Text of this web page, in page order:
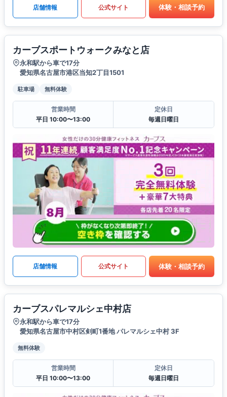
店舗情報 公式サイト 体験・相談予約
カーブスポートウォークみなと店
永和駅から車で17分
愛知県名古屋市港区当知2丁目1501
駐車場 無料体験
営業時間
平日 10:00〜13:00
定休日
毎週日曜日
店舗情報 公式サイト 体験・相談予約
カーブスパレマルシェ中村店
永和駅から車で17分
愛知県名古屋市中村区剣町1番地 パレマルシェ中村 3F
無料体験
営業時間
平日 10:00〜13:00
定休日
毎週日曜日